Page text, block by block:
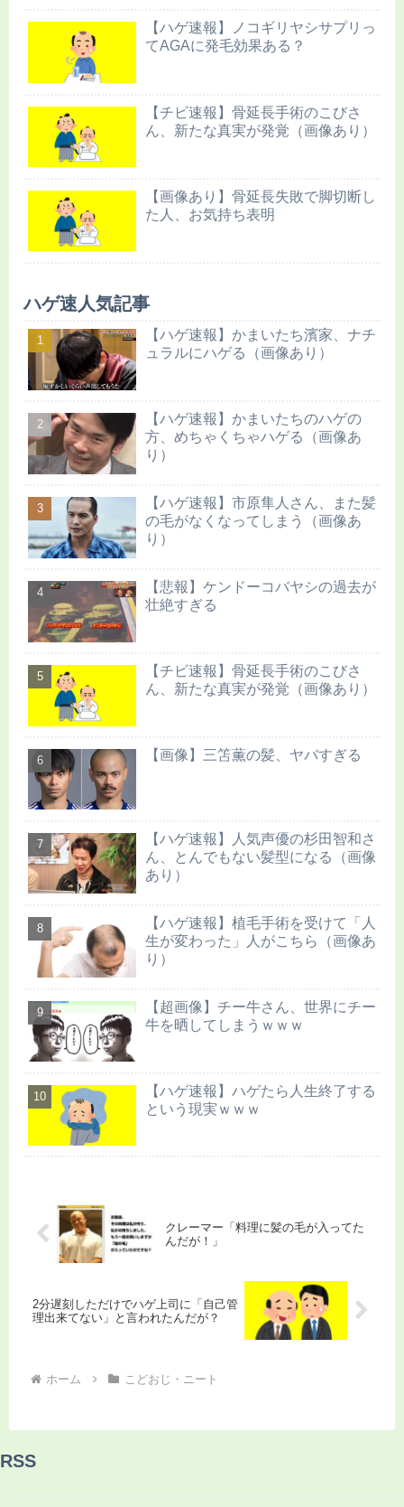
【ハゲ速報】ノコギリヤシサプリっ
てAGAに発毛効果ある？
【チビ速報】骨延長手術のこびさ
ん、新たな真実が発覚（画像あり）
【画像あり】骨延長失敗で脚切断し
た人、お気持ち表明
ハゲ速人気記事
【ハゲ速報】かまいたち濱家、ナチ
ュラルにハゲる（画像あり）
【ハゲ速報】かまいたちのハゲの
方、めちゃくちゃハゲる（画像あ
り）
【ハゲ速報】市原隼人さん、また髪
の毛がなくなってしまう（画像あ
り）
【悲報】ケンドーコバヤシの過去が
壮絶すぎる
【チビ速報】骨延長手術のこびさ
ん、新たな真実が発覚（画像あり）
【画像】三笘薫の髪、ヤバすぎる
【ハゲ速報】人気声優の杉田智和さ
ん、とんでもない髪型になる（画像
あり）
【ハゲ速報】植毛手術を受けて「人
生が変わった」人がこちら（画像あ
り）
【超画像】チー牛さん、世界にチー
牛を晒してしまうｗｗｗ
【ハゲ速報】ハゲたら人生終了する
という現実ｗｗｗ
クレーマー「料理に髪の毛が入ってた
んだが！」
2分遅刻しただけでハゲ上司に「自己管
理出来てない」と言われたんだが？
ホーム こどおじ・ニート
RSS